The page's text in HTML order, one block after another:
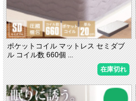
ポケットコイル マットレス セミダブ
ル コイル数 660個 ...
在庫切れ